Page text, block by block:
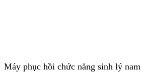
Máy phục hồi chức năng sinh lý nam